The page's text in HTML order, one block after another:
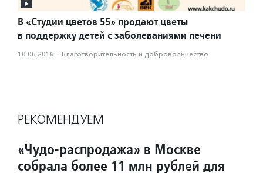
В «Студии цветов 55» продают цветы
в поддержку детей с заболеваниями печени
10.06.2016 · Благотвори­тель­ность и доброволь­чест­во
РЕКОМЕНДУЕМ
«Чудо-распродажа» в Москве
собрала более 11 млн рублей для